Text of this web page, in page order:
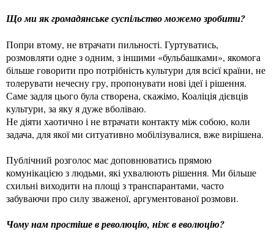
Що ми як громадянське суспільство можемо зробити?
Попри втому, не втрачати пильності. Гуртуватись,
розмовляти одне з одним, з іншими «бульбашками», якомога
більше говорити про потрібність культури для всієї країни, не
толерувати нечесну гру, пропонувати нові ідеї і рішення.
Саме задля цього була створена, скажімо, Коаліція дієвців
культури, за яку я дуже вболіваю.
Не діяти хаотично і не втрачати контакту між собою, коли
задача, для якої ми ситуативно мобілізувалися, вже вирішена.
Публічний розголос має доповнюватись прямою
комунікацією з людьми, які ухвалюють рішення. Ми більше
схильні виходити на площі з транспарантами, часто
забуваючи про силу зваженої, аргументованої розмови.
Чому нам простіше в революцію, ніж в еволюцію?